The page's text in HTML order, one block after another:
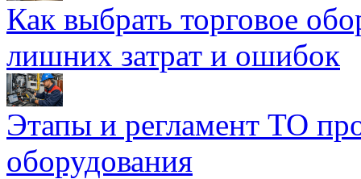
Как выбрать торговое
лишних затрат и ошибок
Этапы и регламент ТО
оборудования